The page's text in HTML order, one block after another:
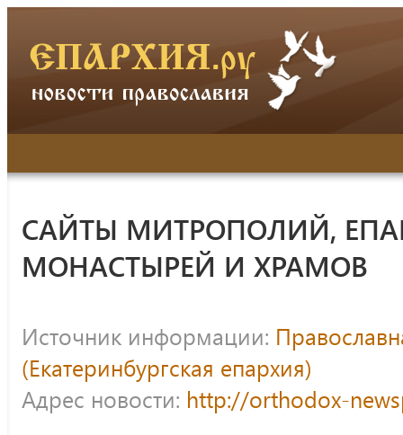
САЙТЫ МИТРОПОЛИЙ,
МОНАСТЫРЕЙ И ХРАМОВ
Источник информации:
(Екатеринбургская епархия)
Адрес новости: http://orthodox-